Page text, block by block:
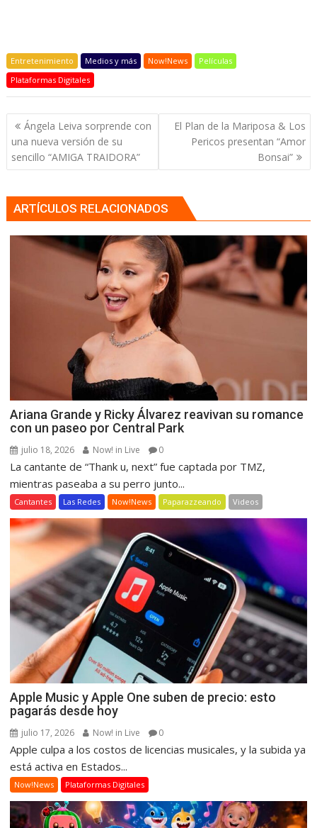
Entretenimiento Medios y más Now!News
Películas
Plataformas Digitales
Navegación
de
entradas
Ángela Leiva sorprende con
una nueva versión de su
sencillo “AMIGA TRAIDORA”
El Plan de la Mariposa & Los
Pericos presentan “Amor
Bonsai”
ARTÍCULOS RELACIONADOS
Ariana Grande y Ricky Álvarez reavivan su romance
con un paseo por Central Park
julio 18, 2026 Now! in Live 0
La cantante de “Thank u, next” fue captada por TMZ,
mientras paseaba a su perro junto...
Cantantes Las Redes Now!News Paparazzeando Videos
Apple Music y Apple One suben de precio: esto
pagarás desde hoy
julio 17, 2026 Now! in Live 0
Apple culpa a los costos de licencias musicales, y la subida ya
está activa en Estados...
Now!News Plataformas Digitales